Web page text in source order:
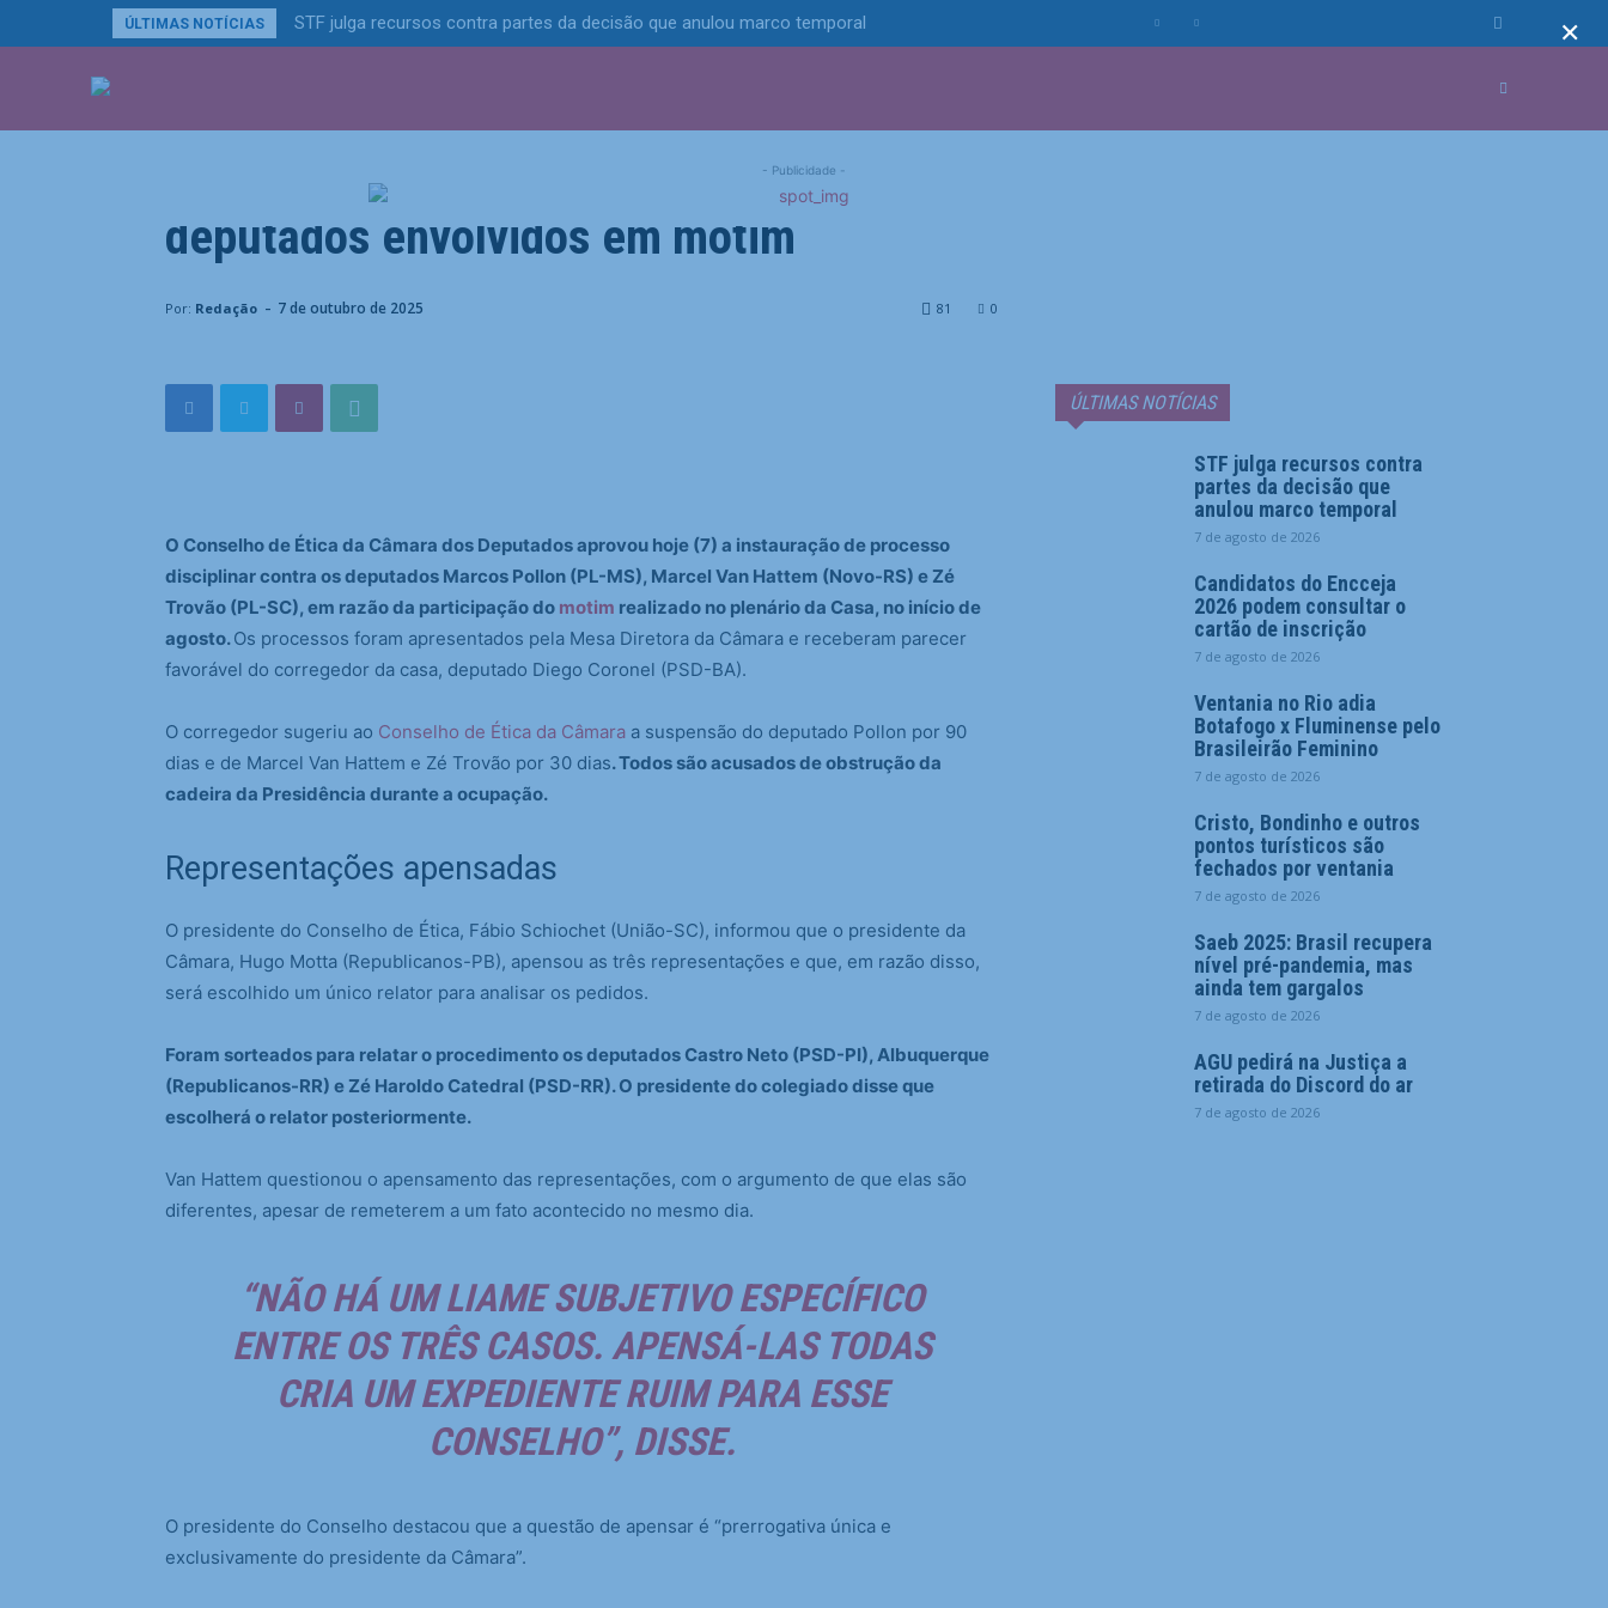
ÚLTIMAS NOTÍCIAS STF julga recursos contra partes da decisão que anulou marco temporal
- Publicidade -
Política
Conselho de Ética abre processo contra
deputados envolvidos em motim
Por: Redação - 7 de outubro de 2025 0
81
O Conselho de Ética da Câmara dos Deputados aprovou hoje (7) a instauração de processo
disciplinar contra os deputados Marcos Pollon (PL-MS), Marcel Van Hattem (Novo-RS) e Zé
Trovão (PL-SC), em razão da participação do motim realizado no plenário da Casa, no início de
agosto.Os processos foram apresentados pela Mesa Diretora da Câmara e receberam parecer
favorável do corregedor da casa, deputado Diego Coronel (PSD-BA).
O corregedor sugeriu ao Conselho de Ética da Câmara a suspensão do deputado Pollon por 90
dias e de Marcel Van Hattem e Zé Trovão por 30 dias. Todos são acusados de obstrução da
cadeira da Presidência durante a ocupação.
Representações apensadas
O presidente do Conselho de Ética, Fábio Schiochet (União-SC), informou que o presidente da
Câmara, Hugo Motta (Republicanos-PB), apensou as três representações e que, em razão disso,
será escolhido um único relator para analisar os pedidos.
Foram sorteados para relatar o procedimento os deputados Castro Neto (PSD-PI), Albuquerque
(Republicanos-RR) e Zé Haroldo Catedral (PSD-RR). O presidente do colegiado disse que
escolherá o relator posteriormente.
Van Hattem questionou o apensamento das representações, com o argumento de que elas são
diferentes, apesar de remeterem a um fato acontecido no mesmo dia.
“NÃO HÁ UM LIAME SUBJETIVO ESPECÍFICO
ENTRE OS TRÊS CASOS. APENSÁ-LAS TODAS
CRIA UM EXPEDIENTE RUIM PARA ESSE
CONSELHO”, DISSE.
O presidente do Conselho destacou que a questão de apensar é “prerrogativa única e
exclusivamente do presidente da Câmara”.
ÚLTIMAS NOTÍCIAS
STF julga recursos contra
partes da decisão que
anulou marco temporal
7 de agosto de 2026
Candidatos do Encceja
2026 podem consultar o
cartão de inscrição
7 de agosto de 2026
Ventania no Rio adia
Botafogo x Fluminense pelo
Brasileirão Feminino
7 de agosto de 2026
Cristo, Bondinho e outros
pontos turísticos são
fechados por ventania
7 de agosto de 2026
Saeb 2025: Brasil recupera
nível pré-pandemia, mas
ainda tem gargalos
7 de agosto de 2026
AGU pedirá na Justiça a
retirada do Discord do ar
7 de agosto de 2026
×